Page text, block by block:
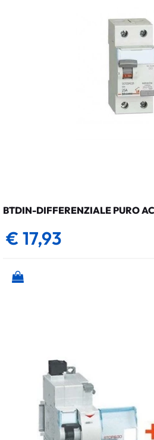
BTDIN-DIFFERENZIALE PURO
€ 17,93
Quantità